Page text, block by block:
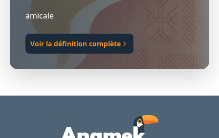
amicale
Voir la définition complète